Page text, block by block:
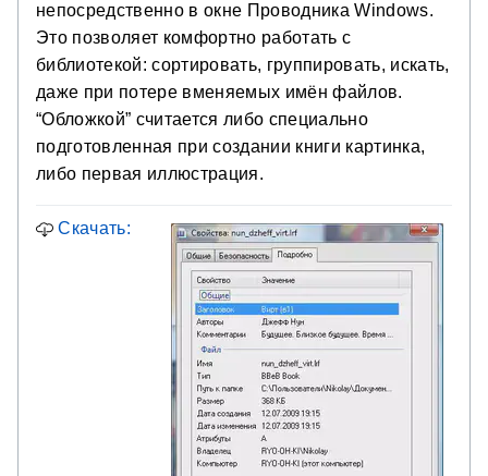
непосредственно в окне Проводника Windows.
Это позволяет комфортно работать с
библиотекой: сортировать, группировать, искать,
даже при потере вменяемых имён файлов.
“Обложкой” считается либо специально
подготовленная при создании книги картинка,
либо первая иллюстрация.
Скачать: